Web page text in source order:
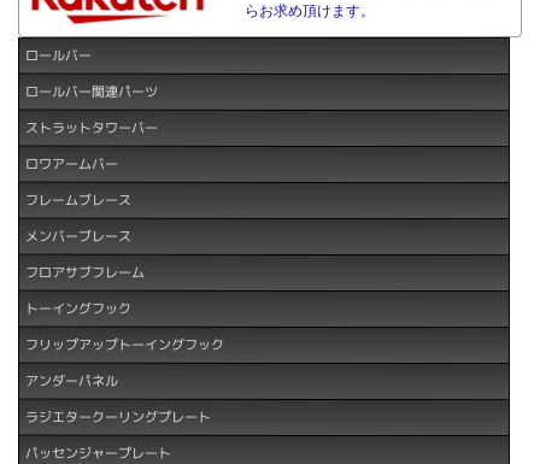
らお求め頂けます。
ロールバー
ロールバー関連パーツ
ストラットタワーバー
ロワアームバー
フレームブレース
メンバーブレース
フロアサブフレーム
トーイングフック
フリップアップトーイングフック
アンダーパネル
ラジエタークーリングプレート
パッセンジャープレート